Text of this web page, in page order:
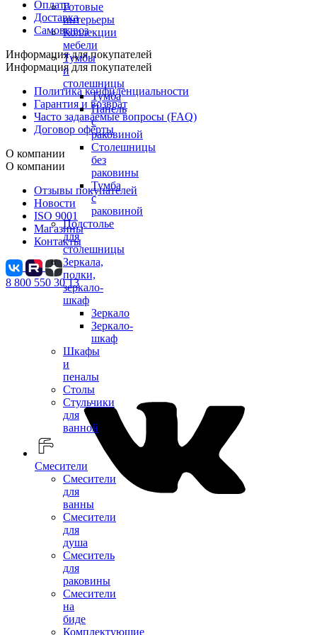
Готовые
интерьеры
Коллекции
мебели
Тумбы
и
столешницы
Тумба
Панель
с
раковиной
Столешницы
без
раковины
Тумба
с
раковиной
Подстолье
для
столешницы
Зеркала,
полки,
зеркало-
шкаф
Зеркало
Зеркало-
шкаф
Шкафы
и
пеналы
Столы
Стульчики
для
ванной
Смесители
Смесители
для
ванны
Смесители
для
душа
Смеситель
для
раковины
Смесители
на
биде
Комплектующие
Оплата
Доставка
Самовывоз
Информация для покупателей
Информация для покупателей
Политика конфиденциальности
Гарантия и возврат
Часто задаваемые вопросы (FAQ)
Договор оферты
О компании
О компании
Отзывы покупателей
Новости
ISO 9001
Магазины
Контакты
8 800 550 30 13